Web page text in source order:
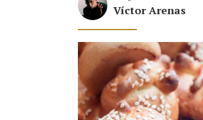
Víctor Arenas